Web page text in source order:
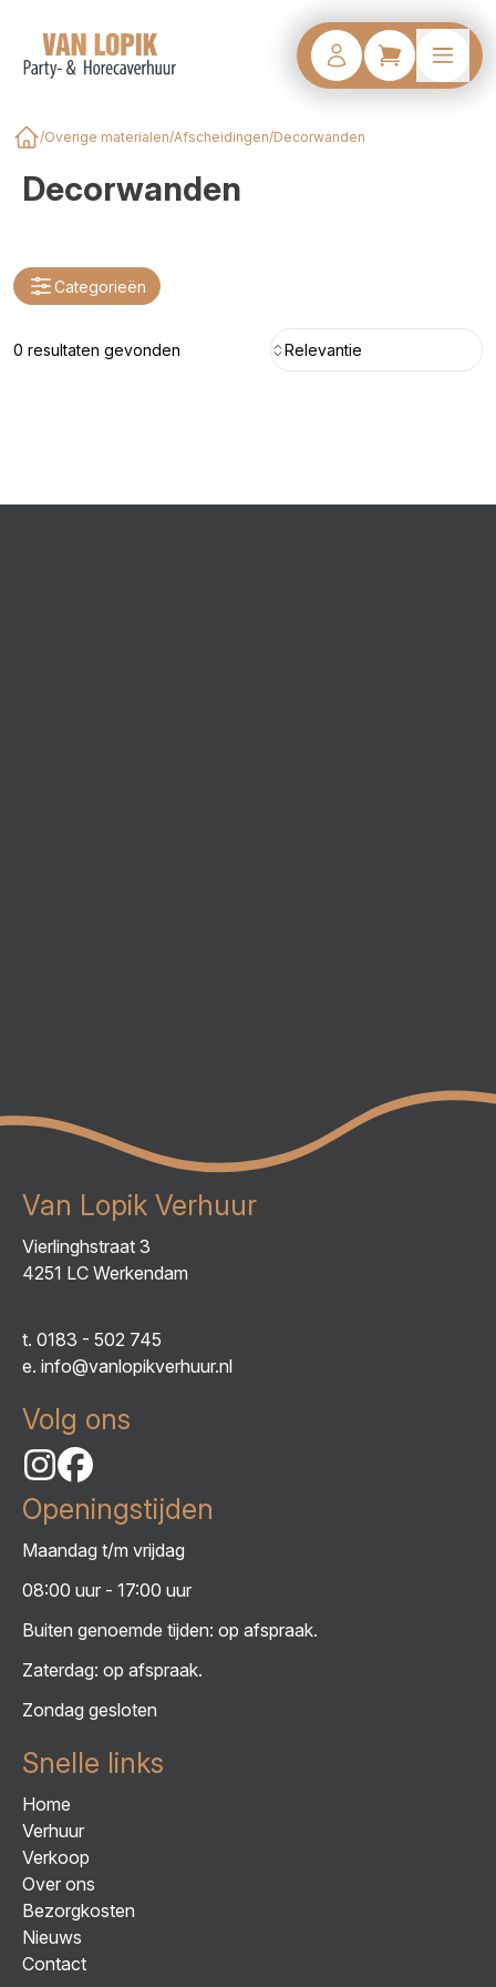
/Overige materialen/Afscheidingen/Decorwanden
Decorwanden
Categorieën
0 resultaten gevonden Relevantie
Van Lopik Verhuur
Vierlinghstraat 3
4251 LC Werkendam
t. 0183 - 502 745
e. info@vanlopikverhuur.nl
Volg ons
Openingstijden
Maandag t/m vrijdag
08:00 uur - 17:00 uur
Buiten genoemde tijden: op afspraak.
Zaterdag: op afspraak.
Zondag gesloten
Snelle links
Home
Verhuur
Verkoop
Over ons
Bezorgkosten
Nieuws
Contact